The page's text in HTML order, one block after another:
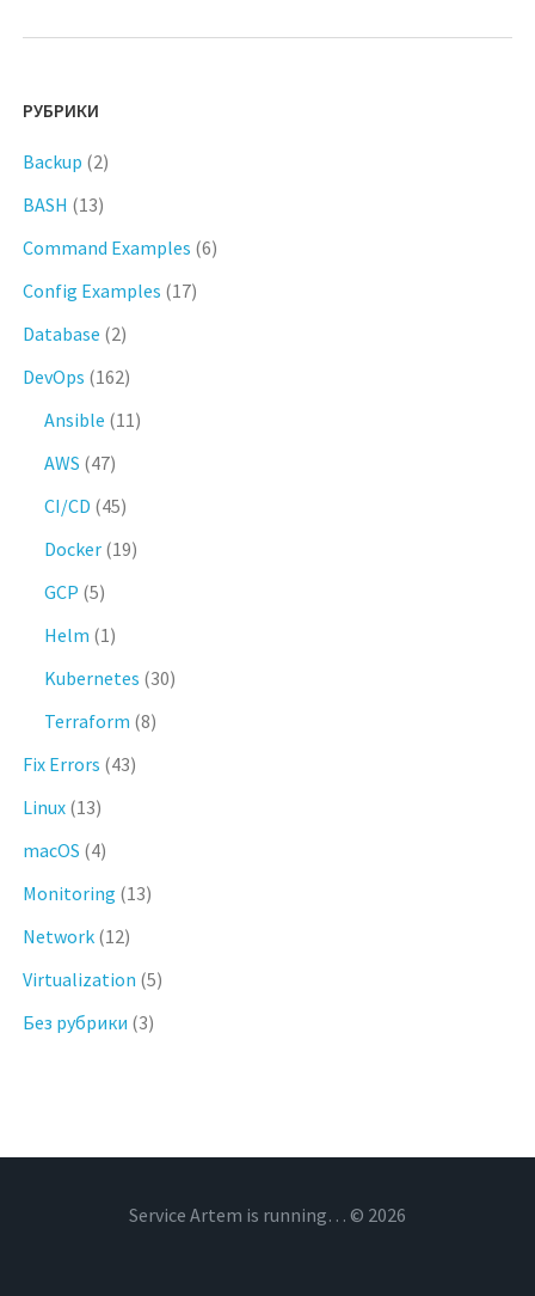
РУБРИКИ
Backup (2)
BASH (13)
Command Examples (6)
Config Examples (17)
Database (2)
DevOps (162)
Ansible (11)
AWS (47)
CI/CD (45)
Docker (19)
GCP (5)
Helm (1)
Kubernetes (30)
Terraform (8)
Fix Errors (43)
Linux (13)
macOS (4)
Monitoring (13)
Network (12)
Virtualization (5)
Без рубрики (3)
Service Artem is running… © 2026